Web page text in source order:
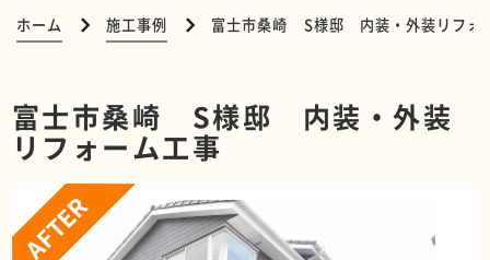
ホーム 施工事例 富士市桑崎 S様邸 内装・外装リフォ
富士市桑崎 S様邸 内装・外装
リフォーム工事